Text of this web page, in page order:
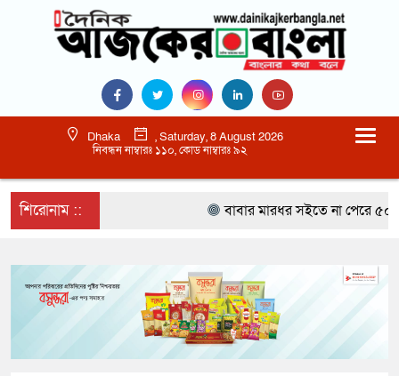
Dhaka
, Saturday, 8 August 2026
নিবন্ধন নাম্বারঃ ১১০, কোড নাম্বারঃ ৯২
শিরোনাম :: বাবার মারধর সইতে না পেরে ৫০০